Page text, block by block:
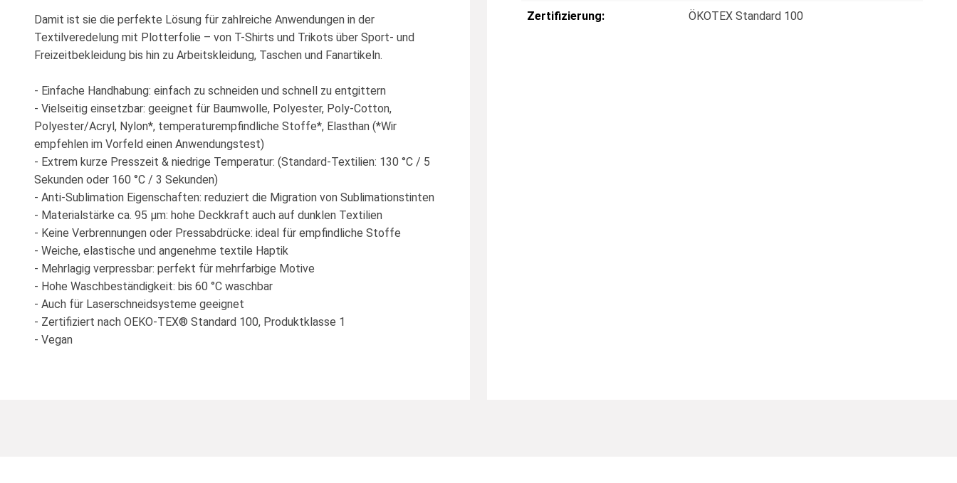
Damit ist sie die perfekte Lösung für zahlreiche Anwendungen in der
Textilveredelung mit Plotterfolie – von T-Shirts und Trikots über Sport- und
Freizeitbekleidung bis hin zu Arbeitskleidung, Taschen und Fanartikeln.
- Einfache Handhabung: einfach zu schneiden und schnell zu entgittern
- Vielseitig einsetzbar: geeignet für Baumwolle, Polyester, Poly-Cotton,
Polyester/Acryl, Nylon*, temperaturempfindliche Stoffe*, Elasthan (*Wir
empfehlen im Vorfeld einen Anwendungstest)
- Extrem kurze Presszeit & niedrige Temperatur: (Standard-Textilien: 130 °C / 5
Sekunden oder 160 °C / 3 Sekunden)
- Anti-Sublimation Eigenschaften: reduziert die Migration von Sublimationstinten
- Materialstärke ca. 95 μm: hohe Deckkraft auch auf dunklen Textilien
- Keine Verbrennungen oder Pressabdrücke: ideal für empfindliche Stoffe
- Weiche, elastische und angenehme textile Haptik
- Mehrlagig verpressbar: perfekt für mehrfarbige Motive
- Hohe Waschbeständigkeit: bis 60 °C waschbar
- Auch für Laserschneidsysteme geeignet
- Zertifiziert nach OEKO-TEX® Standard 100, Produktklasse 1
- Vegan
Zertifizierung: ÖKOTEX Standard 100